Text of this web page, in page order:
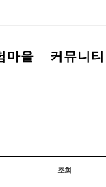
마을 커뮤니티
조회